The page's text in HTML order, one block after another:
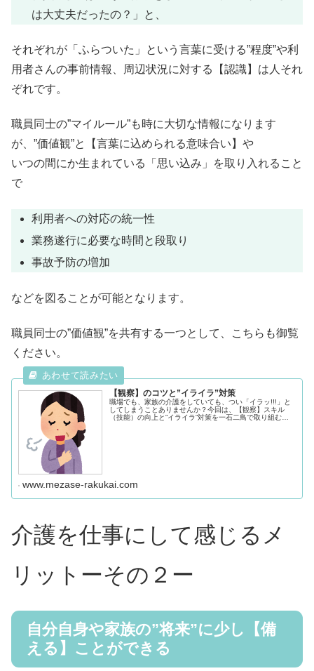
は大丈夫だったの？」と、
それぞれが「ふらついた」という言葉に受ける”程度”や利
用者さんの事前情報、周辺状況に対する【認識】は人それ
ぞれです。
職員同士の”マイルール”も時に大切な情報になります
が、”価値観”と【言葉に込められる意味合い】や
いつの間にか生まれている「思い込み」を取り入れること
で
利用者への対応の統一性
業務遂行に必要な時間と段取り
事故予防の増加
などを図ることが可能となります。
職員同士の”価値観”を共有する一つとして、こちらも御覧
ください。
【観察】のコツと”イライラ”対策
職場でも、家族の介護をしていても、つい「イラッ!!!」と
してしまうことありませんか？今回は、【観察】スキル
（技能）の向上と”イライラ”対策を一石二鳥で取り組むお
www.mezase-rakukai.com
介護を仕事にして感じるメ
リットーその２ー
自分自身や家族の”将来”に少し【備
える】ことができる